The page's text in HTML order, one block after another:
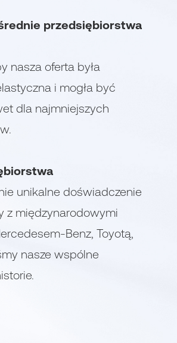
przedsiębiorstwa
nasza oferta była
i mogła być
dla najmniejszych
unikalne doświadczenie
z międzynarodowymi
Benz, Toyotą,
nasze wspólne